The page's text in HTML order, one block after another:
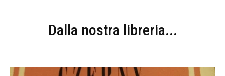
Dalla nostra libreria...